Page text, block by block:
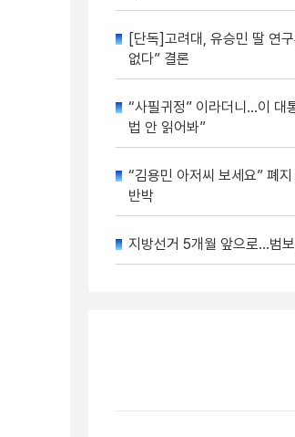
[단독]고려대, 유승민 딸 연
없다” 결론
“사필귀정” 이라더니…이 대
법 안 읽어봐”
“김용민 아저씨 보세요” 폐
반박
지방선거 5개월 앞으로…범보